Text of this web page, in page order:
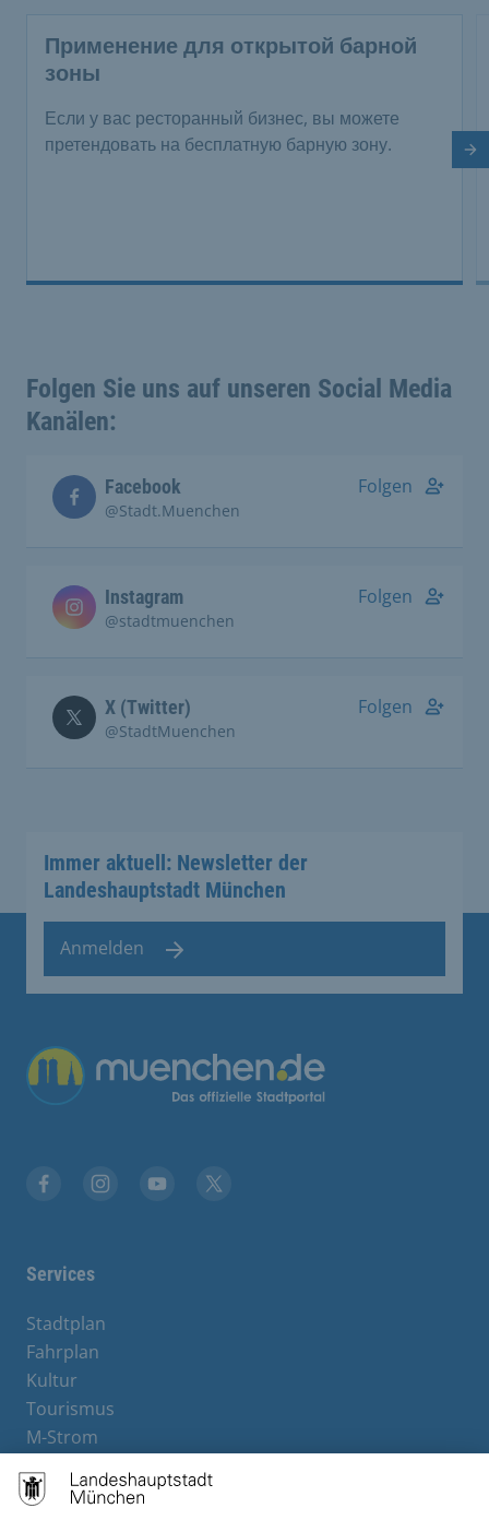
Применение для открытой барной
зоны
Если у вас ресторанный бизнес, вы можете
претендовать на бесплатную барную зону.
Folgen Sie uns auf unseren Social Media
Kanälen:
Facebook
@Stadt.Muenchen
Folgen
Instagram
@stadtmuenchen
Folgen
X (Twitter)
@StadtMuenchen
Folgen
Immer aktuell: Newsletter der
Landeshauptstadt München
Anmelden
Übergreifende Links
Services
Stadtplan
Fahrplan
Kultur
Tourismus
M-Strom
Hotels